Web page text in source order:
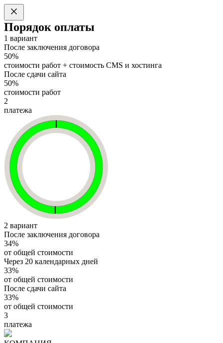
Порядок оплаты
1 вариант
После заключения договора
50%
стоимости работ + стоимость CMS и хостинга
После сдачи сайта
50%
стоимости работ
2
платежа
2 вариант
После заключения договора
34%
от общей стоимости
Через 20 календарных дней
33%
от общей стоимости
После сдачи сайта
33%
от общей стоимости
3
платежа